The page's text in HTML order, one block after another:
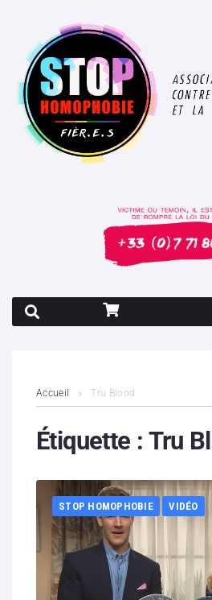
Contenus litigieux
Boutique
Partenaires
Contacts
Accueil Tru Blood
Étiquette : Tru
STOP HOMOPHOBIE VIDÉO